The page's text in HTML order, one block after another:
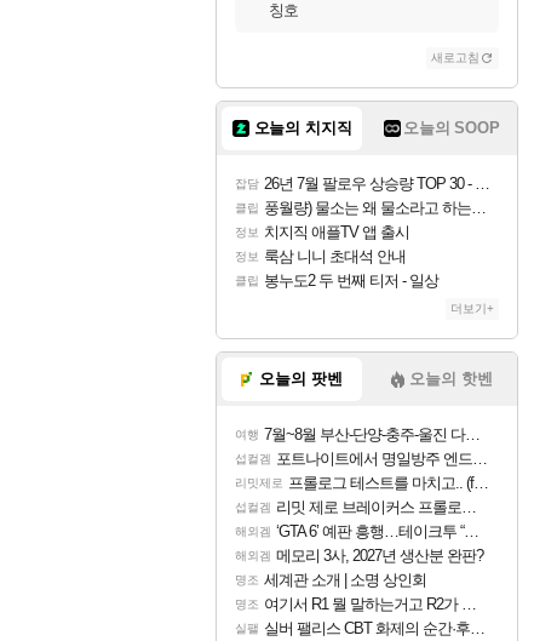
칭호
새로고침
오늘의 치지직 오늘의 SOOP
잡담 26년 7월 팔로우 상승량 TOP 30 - 월간 치지직
클립 풍월량) 물소는 왜 물소라고 하는거야? 아! 그만 ㅋㅋ
정보 치지직 애플TV 앱 출시
정보 룩삼 니니 초대석 안내
클립 봉누도2 두 번째 티저 - 일상
더보기+
오늘의 팟벤 오늘의 핫벤
여행 7월~8월 부산-단양-충주-울진 다녀왔어요~
섭컬겜 포트나이트에서 명일방주 엔드필드 [펠리카] 판매 예정
리밋제로 프롤로그 테스트를 마치고.. (feat. 리아)
섭컬겜 리밋 제로 브레이커스 프롤로그 테스트 후기 영상 업로드
해외겜 ‘GTA 6’ 예판 흥행…테이크투 “내부 예상 크게 넘어”
해외겜 메모리 3사, 2027년 생산분 완판?
명조 세계관 소개 | 소명 상인회
명조 여기서 R1 뭘 말하는거고 R2가 뭘말하는걸까요?
실팰 실버 팰리스 CBT 화제의 순간·후기 모음